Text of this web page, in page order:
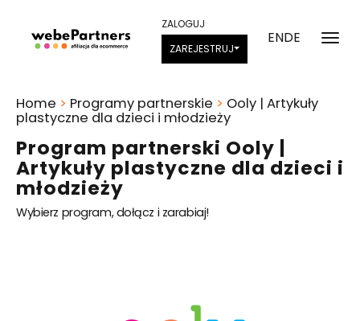
ENDE
ZALOGUJ
ZAREJESTRUJ
Program partnerski Ooly |
Artykuły plastyczne dla dzieci i
młodzieży
Wybierz program, dołącz i zarabiaj!
Home > Programy partnerskie > Ooly | Artykuły
plastyczne dla dzieci i młodzieży